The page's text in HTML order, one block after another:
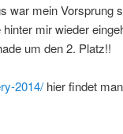
war mein Vorsprung
mir wieder
um den 2. Platz!!
2014/ hier findet